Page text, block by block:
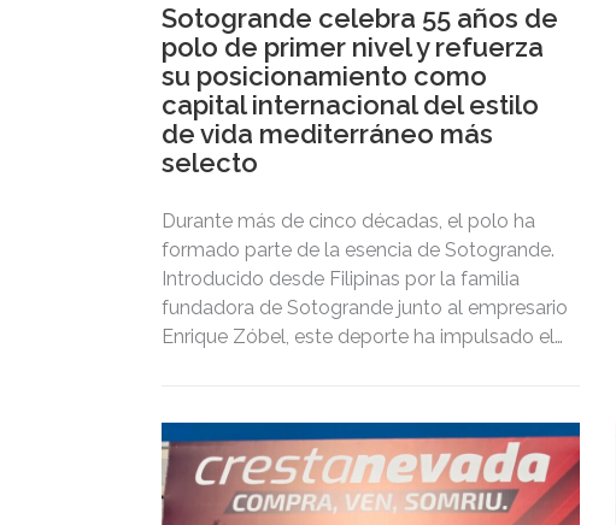
Sotogrande celebra 55 años de
polo de primer nivel y refuerza
su posicionamiento como
capital internacional del estilo
de vida mediterráneo más
selecto
Durante más de cinco décadas, el polo ha
formado parte de la esencia de Sotogrande.
Introducido desde Filipinas por la familia
fundadora de Sotogrande junto al empresario
Enrique Zóbel, este deporte ha impulsado el
polo y del estilo de vida mediterráneo,
reuniendo cada verano deporte de élite,
tradición, gastronomía y una exclusiva
agenda social.